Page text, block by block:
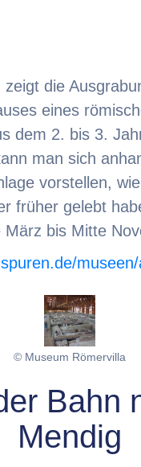
zeigt die
eines
dem 2. bis 3.
man sich
vorstellen,
früher gelebt
März bis Mitte
© Museum Römervilla
Bahn
Mendig